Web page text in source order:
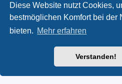
Diese Website nutzt Cookies,
bestmöglichen Komfort bei der
bieten. Mehr erfahren
Verstanden!